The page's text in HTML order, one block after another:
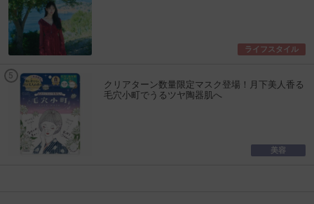
ライフスタイル
クリアターン数量限定マスク登場！月下美人香る
毛穴小町でうるツヤ陶器肌へ
美容